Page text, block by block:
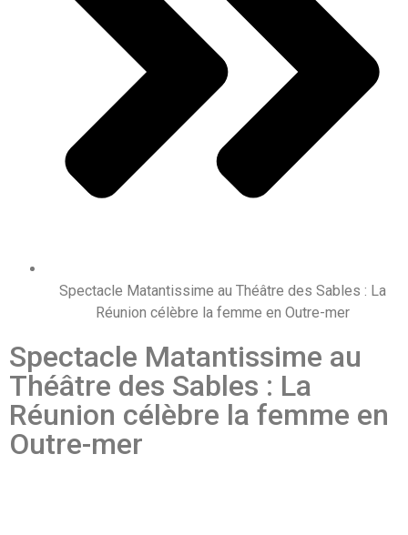
Spectacle Matantissime au Théâtre des Sables : La
Réunion célèbre la femme en Outre-mer
Spectacle Matantissime au
Théâtre des Sables : La
Réunion célèbre la femme en
Outre-mer